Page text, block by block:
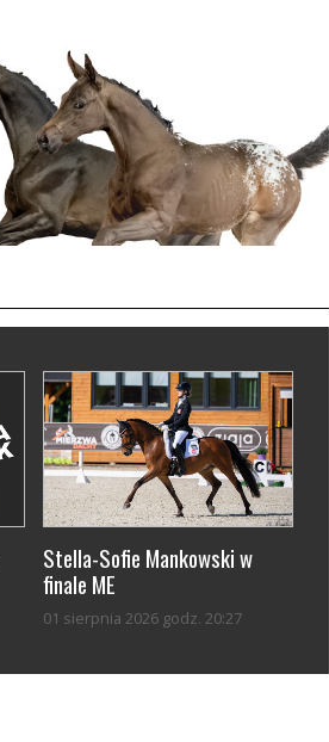
Stella-Sofie Mankowski w
finale ME
01 sierpnia 2026 godz. 20:27